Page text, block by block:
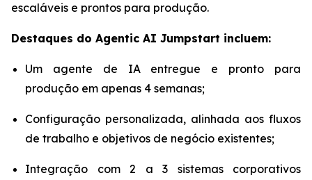
escaláveis e prontos para produção.
Destaques do Agentic AI Jumpstart incluem:
Um agente de IA entregue e pronto para
produção em apenas 4 semanas;
Configuração personalizada, alinhada aos fluxos
de trabalho e objetivos de negócio existentes;
Integração com 2 a 3 sistemas corporativos